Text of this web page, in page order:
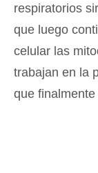
respiratorios
que luego
celular las
trabajan en la
que